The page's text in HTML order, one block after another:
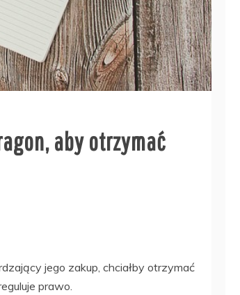
aby otrzymać
jego zakup, chciałby otrzymać
prawo.